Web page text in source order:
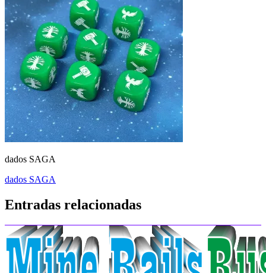
dados SAGA
Navegación
de
entradas
dados SAGA
Entradas relacionadas